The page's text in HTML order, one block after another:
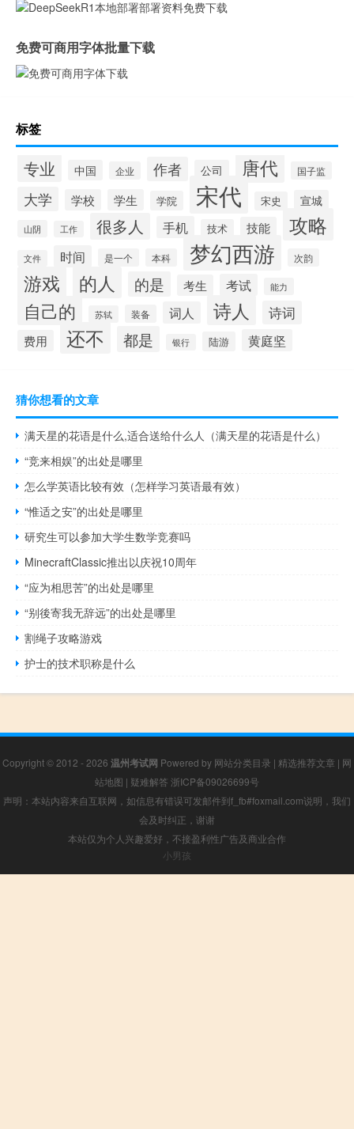
免费可商用字体批量下载
标签
专业 中国 企业 作者 公司 唐代 国子监
大学 学校 学生 学院 宋代 宋史 宣城
山阴 工作 很多人 手机 技术 技能 攻略
文件 时间 是一个 本科 梦幻西游 次韵
游戏 的人 的是 考生 考试 能力
自己的 苏轼 装备 词人 诗人 诗词
费用 还不 都是 银行 陆游 黄庭坚
猜你想看的文章
满天星的花语是什么,适合送给什么人（满天星的花语是什么）
“竞来相娱”的出处是哪里
怎么学英语比较有效（怎样学习英语最有效）
“惟适之安”的出处是哪里
研究生可以参加大学生数学竞赛吗
MinecraftClassic推出以庆祝10周年
“应为相思苦”的出处是哪里
“别後寄我无辞远”的出处是哪里
割绳子攻略游戏
护士的技术职称是什么
Copyright © 2012 - 2026 温州考试网 Powered by 网站分类目录 | 精选推荐文章 | 网
站地图 | 疑难解答 浙ICP备09026699号
声明：本站内容来自互联网，如信息有错误可发邮件到f_fb#foxmail.com说明，我们
会及时纠正，谢谢
本站仅为个人兴趣爱好，不接盈利性广告及商业合作
小男孩